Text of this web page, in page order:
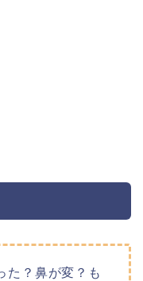
た？鼻が変？も